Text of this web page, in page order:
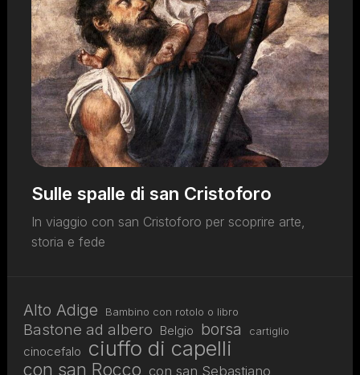
Sulle spalle di san Cristoforo
In viaggio con san Cristoforo per scoprire arte,
storia e fede
Alto Adige Bambino con rotolo o libro
Bastone ad albero Belgio borsa cartiglio
cinocefalo ciuffo di capelli
con san Rocco con san Sebastiano